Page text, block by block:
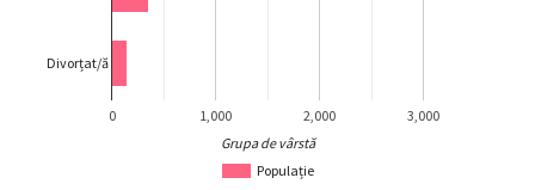
Populație
0 1,000 2,000 3,000
Divorțat/ă
Grupa de vârstă